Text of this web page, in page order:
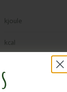
kjoule
kcal
verzadigde vetten